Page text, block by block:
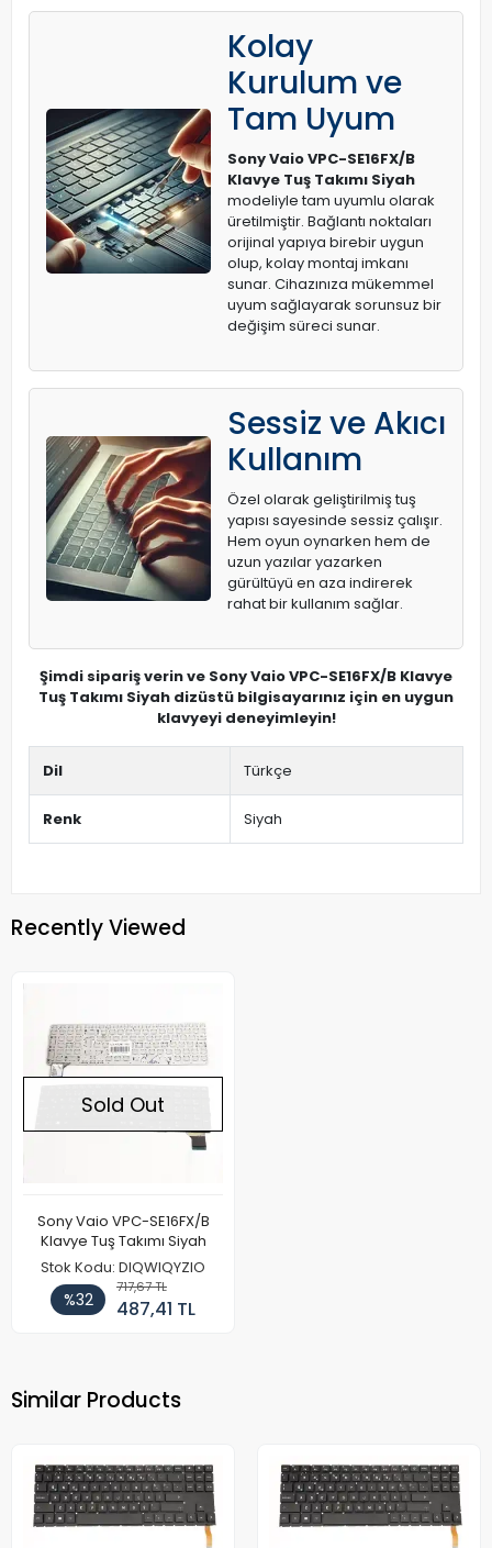
Kolay
Kurulum ve
Tam Uyum
Sony Vaio VPC-SE16FX/B
Klavye Tuş Takımı Siyah
modeliyle tam uyumlu olarak
üretilmiştir. Bağlantı noktaları
orijinal yapıya birebir uygun
olup, kolay montaj imkanı
sunar. Cihazınıza mükemmel
uyum sağlayarak sorunsuz bir
değişim süreci sunar.
Sessiz ve Akıcı
Kullanım
Özel olarak geliştirilmiş tuş
yapısı sayesinde sessiz çalışır.
Hem oyun oynarken hem de
uzun yazılar yazarken
gürültüyü en aza indirerek
rahat bir kullanım sağlar.
Şimdi sipariş verin ve Sony Vaio VPC-SE16FX/B Klavye
Tuş Takımı Siyah dizüstü bilgisayarınız için en uygun
klavyeyi deneyimleyin!
Dil Türkçe
Renk Siyah
Recently Viewed
Sold Out
Sony Vaio VPC-SE16FX/B
Klavye Tuş Takımı Siyah
Stok Kodu: DIQWIQYZIO
%32
717,67 TL
487,41 TL
Similar Products